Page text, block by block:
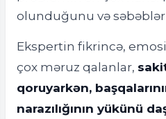
olunduğunu və
Ekspertin fikrincə,
çox məruz qalanlar,
qoruyarkən,
narazılığının yükünü